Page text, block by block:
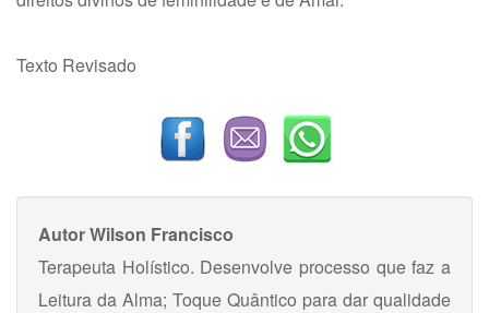
Texto Revisado
AutorWilson Francisco
Terapeuta Holístico. Desenvolve processo que faz a
Leitura da Alma; Toque Quântico para dar qualidade